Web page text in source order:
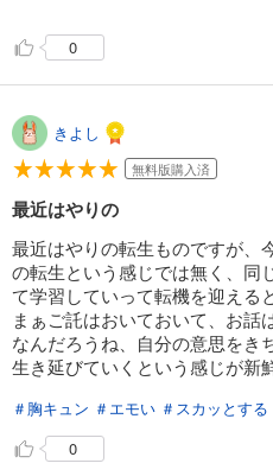
0
きよし
無料版購入済
最近はやりの
最近はやりの転生ものですが、
の転生という感じでは無く、同
て学習していって転機を迎える
まぁご託はおいておいて、お話
なんだろうね、自分の意思をき
生き延びていくという感じが新
＃胸キュン ＃エモい ＃スカッとする
0